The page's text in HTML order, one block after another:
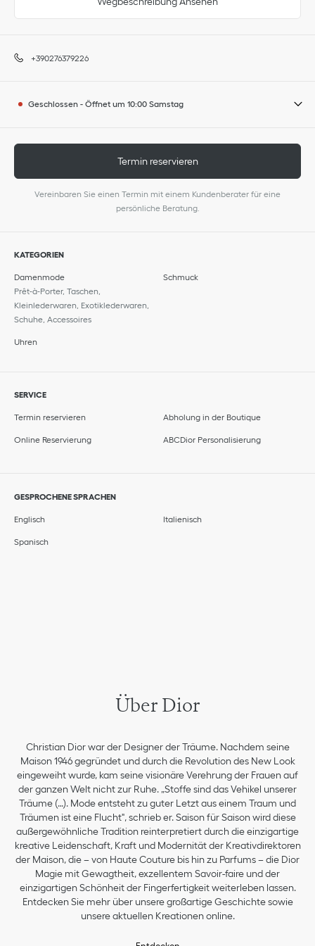
+390276379226
Geschlossen - Öffnet um 10:00 Samstag
Termin reservieren
Vereinbaren Sie einen Termin mit einem Kundenberater für eine
persönliche Beratung.
KATEGORIEN
Damenmode
Prêt-à-Porter, Taschen,
Kleinlederwaren, Exotiklederwaren,
Schuhe, Accessoires
Schmuck
Uhren
SERVICE
Termin reservieren Abholung in der Boutique
Online Reservierung ABCDior Personalisierung
GESPROCHENE SPRACHEN
Englisch Italienisch
Spanisch
Über Dior
Christian Dior war der Designer der Träume. Nachdem seine
Maison 1946 gegründet und durch die Revolution des New Look
eingeweiht wurde, kam seine visionäre Verehrung der Frauen auf
der ganzen Welt nicht zur Ruhe. „Stoffe sind das Vehikel unserer
Träume (…). Mode entsteht zu guter Letzt aus einem Traum und
Träumen ist eine Flucht", schrieb er. Saison für Saison wird diese
außergewöhnliche Tradition reinterpretiert durch die einzigartige
kreative Leidenschaft, Kraft und Modernität der Kreativdirektoren
der Maison, die – von Haute Couture bis hin zu Parfums – die Dior
Magie mit Gewagtheit, exzellentem Savoir-faire und der
einzigartigen Schönheit der Fingerfertigkeit weiterleben lassen.
Entdecken Sie mehr über unsere großartige Geschichte sowie
unsere aktuellen Kreationen online.